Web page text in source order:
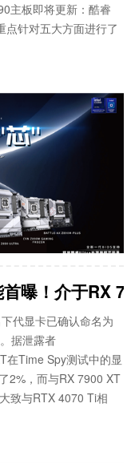
主板即将更新：酷睿
点针对五大方面进行了
曝！介于RX
代显卡已确认命名为
据泄露者
在Time Spy测试中的显
2%，而与RX 7900 XT
致与RTX 4070 Ti相